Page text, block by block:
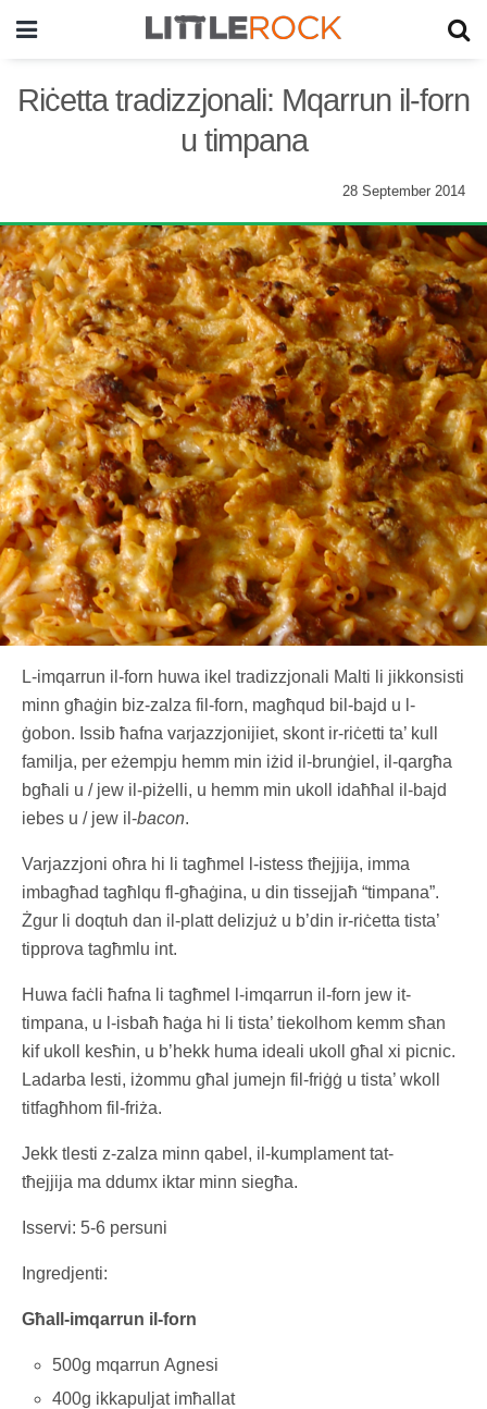
Riċetta tradizzjonali: Mqarrun il-forn
u timpana
28 September 2014
L-imqarrun il-forn huwa ikel tradizzjonali Malti li jikkonsisti
minn għaġin biz-zalza fil-forn, magħqud bil-bajd u l-
ġobon. Issib ħafna varjazzjonijiet, skont ir-riċetti ta’ kull
familja, per eżempju hemm min iżid il-brunġiel, il-qargħa
bgħali u / jew il-piżelli, u hemm min ukoll idaħħal il-bajd
iebes u / jew il-bacon.
Varjazzjoni oħra hi li tagħmel l-istess tħejjija, imma
imbagħad tagħlqu fl-għaġina, u din tissejjaħ “timpana”.
Żgur li doqtuh dan il-platt delizjuż u b’din ir-riċetta tista’
tipprova tagħmlu int.
Huwa faċli ħafna li tagħmel l-imqarrun il-forn jew it-
timpana, u l-isbaħ ħaġa hi li tista’ tiekolhom kemm sħan
kif ukoll kesħin, u b’hekk huma ideali ukoll għal xi picnic.
Ladarba lesti, iżommu għal jumejn fil-friġġ u tista’ wkoll
titfagħhom fil-friża.
Jekk tlesti z-zalza minn qabel, il-kumplament tat-
tħejjija ma ddumx iktar minn siegħa.
Isservi: 5-6 persuni
Ingredjenti:
Għall-imqarrun il-forn
500g mqarrun Agnesi
400g ikkapuljat imħallat